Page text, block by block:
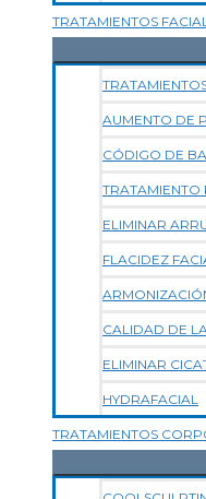
TRATAMIENTOS
AUMENTO DE
CÓDIGO DE
TRATAMIENTO
ELIMINAR
FLACIDEZ
CALIDAD DE
ELIMINAR
HYDRAFACIAL
TRATAMIENTOS